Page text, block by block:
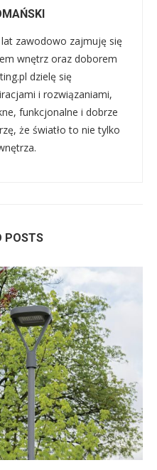
zawodowo zajmuję się
wnętrz oraz doborem
dzielę się
i rozwiązaniami,
funkcjonalne i dobrze
że światło to nie tylko
POSTS